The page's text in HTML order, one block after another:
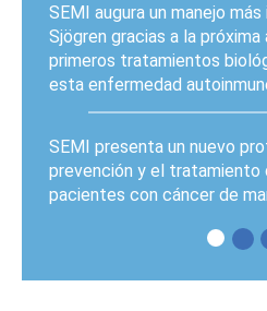
SEMI augura un manejo
Sjögren gracias a la próxima
primeros tratamientos
esta enfermedad
SEMI presenta un nuevo
prevención y el tratamiento
pacientes con cáncer de